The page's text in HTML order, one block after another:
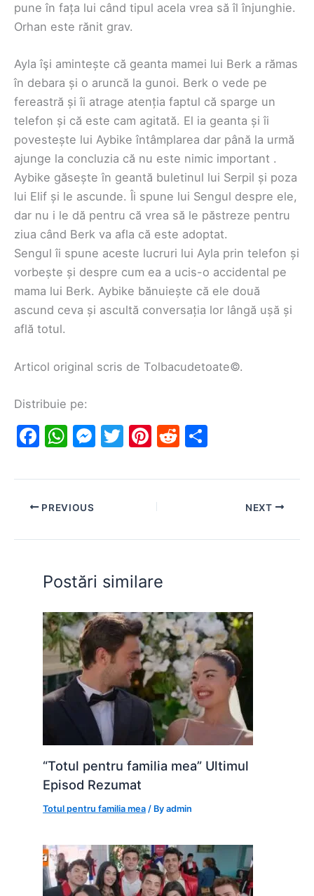
pune în fața lui când tipul acela vrea să îl înjunghie.
Orhan este rănit grav.
Ayla îşi amintește că geanta mamei lui Berk a rămas
în debara și o aruncă la gunoi. Berk o vede pe
fereastră și îi atrage atenția faptul că sparge un
telefon și că este cam agitată. El ia geanta și îi
povestește lui Aybike întâmplarea dar până la urmă
ajunge la concluzia că nu este nimic important .
Aybike găsește în geantă buletinul lui Serpil și poza
lui Elif și le ascunde. Îi spune lui Sengul despre ele,
dar nu i le dă pentru că vrea să le păstreze pentru
ziua când Berk va afla că este adoptat.
Sengul îi spune aceste lucruri lui Ayla prin telefon și
vorbește și despre cum ea a ucis-o accidental pe
mama lui Berk. Aybike bănuiește că ele două
ascund ceva și ascultă conversația lor lângă ușă și
află totul.
Articol original scris de Tolbacudetoate©.
Distribuie pe:
F
c
e
o
o
k
W
at
s
p
p
M
s
n
g
er
T
itt
Pi
er
e
R
d ar
PREVIOUS NEXT
Postări similare
“Totul pentru familia mea” Ultimul
Episod Rezumat
Totul pentru familia mea / Byadmin